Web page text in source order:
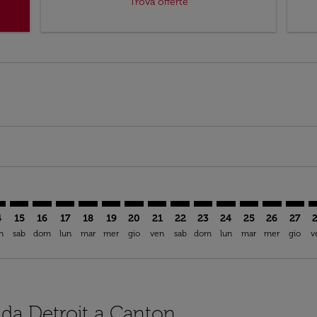
15
sab
16
dom
17
lun
18
mar
19
mer
DTW–CAN: cmp-view-offers-
20
gio
DTW–CAN: cmp-view-offers-
21
ven
DTW–CAN: cmp-view-
22
sab
DTW–CAN: cmp-
23
dom
DTW–CAN: cmp-
24
lun
DTW–CAN:
25
mar
26
mer
27
gio